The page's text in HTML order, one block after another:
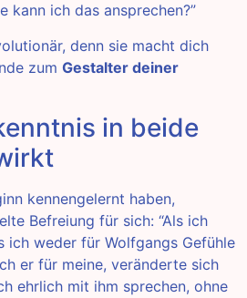
kann ich das ansprechen?”
denn sie macht dich
zum Gestalter deiner
in beide
kennengelernt haben,
Befreiung für sich: “Als ich
ich weder für Wolfgangs Gefühle
er für meine, veränderte sich
ehrlich mit ihm sprechen, ohne